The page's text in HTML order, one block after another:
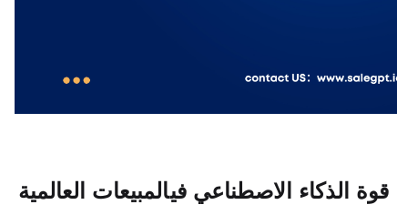
قوة الذكاء الاصطناعي فيالمبيعات العالمية